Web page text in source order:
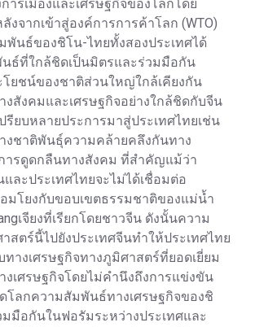
ารเมืองและเศรษฐกิจของโลกโดย
งจากเข้าสู่องค์การการค้าโลก (WTO)
พันธ์ของชิโน-ไทยทั้งสองประเทศได้
ธ์ที่ใกล้ชิดเป็นมิตรและร่วมมือกัน
โยชน์ของชาติส่วนใหญ่ใกล้เคียงกัน
สังคมและเศรษฐกิจอย่างใกล้ชิดกับจีน
รียบหลายประการมาสู่ประเทศไทยเช่น
ชาติพันธุ์ความคล้ายคลึงกันทาง
ารดูดกลืนทางสังคม ที่สำคัญแม้ว่า
ละประเทศไทยจะไม่ได้เชื่อมต่อ
มโยงกับขอบเขตธรรมชาติของแม่น้ำ
เจียงที่เรียกโดยชาวจีน ดังนั้นความ
สตร์นี้ไปยังประเทศจีนทำให้ประเทศไทย
ทางเศรษฐกิจทางภูมิศาสตร์ที่ยอดเยี่ยม
เศรษฐกิจโดยไม่คำนึงถึงการแข่งขัน
โลกความสัมพันธ์ทางเศรษฐกิจของชิ
มือกันในฟอรัมระหว่างประเทศและ